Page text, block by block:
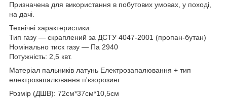
Призначена для використання в побутових умовах, у поході,
на дачі.
Технічні характеристики:
Тип газу — скраплений за ДСТУ 4047-2001 (пропан-бутан)
Номінально тиск газу — Па 2940
Потужність: 2,5 квт.
Матеріал пальників латунь Електрозапалювання + тип
електрозапалювання п'єзорозинг
Розмір (ДШВ): 72см*37см*10,5см